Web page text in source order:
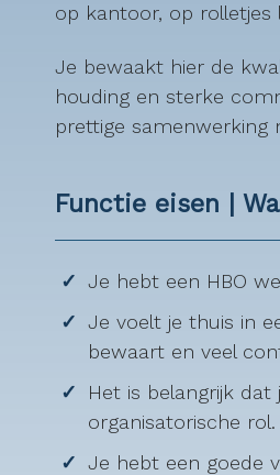
op kantoor, op rolletjes
Je bewaakt hier de
houding en sterke
prettige samenwerking
Functie eisen |
Je hebt een HBO
Je voelt je thuis in
bewaart en veel
Het is belangrijk
organisatorische rol.
Je hebt een goede